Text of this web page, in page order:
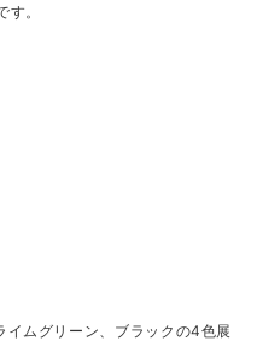
。
ムグリーン、ブラックの4色展